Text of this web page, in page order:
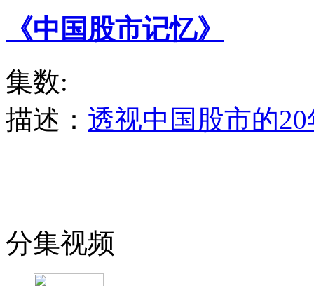
《中国股市记忆》
集数:
描述： 透视中国股市的20
分集视频